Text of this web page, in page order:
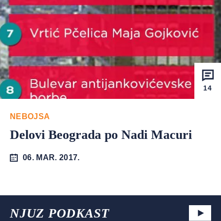
14
NEBOJSA
Delovi Beograda po Nadi Macuri
06. MAR. 2017.
NJUZ PODKAST